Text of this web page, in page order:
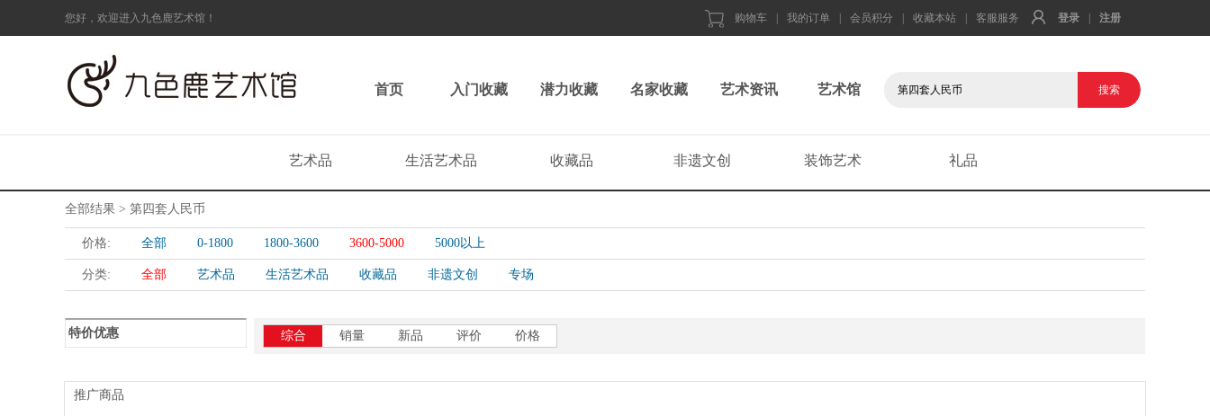
您好，欢迎进入九色鹿艺术馆！ 购物车 我的订单 会员积分 收藏本站 客服服务 登录 注册
首页 入门收藏 潜力收藏 名家收藏 艺术资讯 艺术馆
艺术品 生活艺术品 收藏品 非遗文创 装饰艺术 礼品
全部结果 > 第四套人民币
价格: 全部 0-1800 1800-3600 3600-5000 5000以上
分类: 全部 艺术品 生活艺术品 收藏品 非遗文创 专场
特价优惠 综合 销量 新品 评价 价格
推广商品